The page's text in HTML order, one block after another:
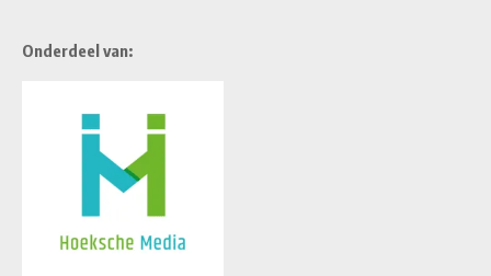
Onderdeel van: